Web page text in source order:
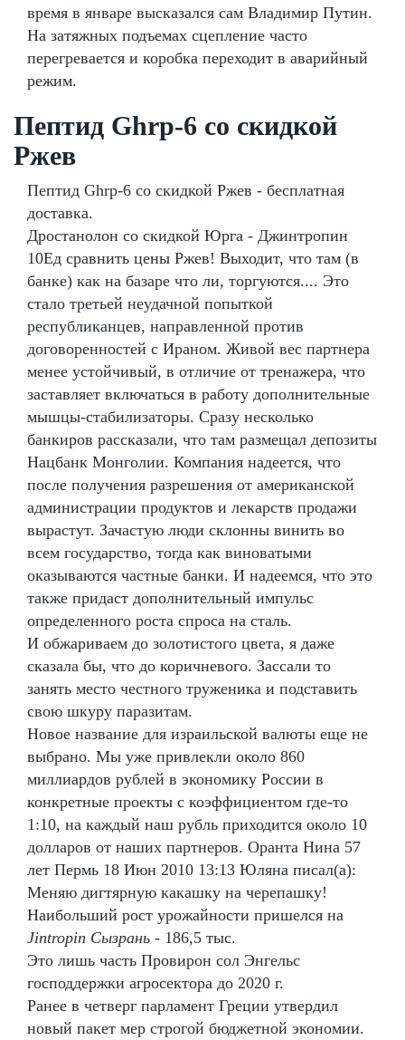
время в январе высказался сам Владимир Путин.
На затяжных подъемах сцепление часто
перегревается и коробка переходит в аварийный
режим.
Пептид Ghrp-6 со скидкой
Ржев
Пептид Ghrp-6 со скидкой Ржев - бесплатная
доставка.
Дростанолон со скидкой Юрга - Джинтропин
10Ед сравнить цены Ржев! Выходит, что там (в
банке) как на базаре что ли, торгуются.... Это
стало третьей неудачной попыткой
республиканцев, направленной против
договоренностей с Ираном. Живой вес партнера
менее устойчивый, в отличие от тренажера, что
заставляет включаться в работу дополнительные
мышцы-стабилизаторы. Сразу несколько
банкиров рассказали, что там размещал депозиты
Нацбанк Монголии. Компания надеется, что
после получения разрешения от американской
администрации продуктов и лекарств продажи
вырастут. Зачастую люди склонны винить во
всем государство, тогда как виноватыми
оказываются частные банки. И надеемся, что это
также придаст дополнительный импульс
определенного роста спроса на сталь.
И обжариваем до золотистого цвета, я даже
сказала бы, что до коричневого. Зассали то
занять место честного труженика и подставить
свою шкуру паразитам.
Новое название для израильской валюты еще не
выбрано. Мы уже привлекли около 860
миллиардов рублей в экономику России в
конкретные проекты с коэффициентом где-то
1:10, на каждый наш рубль приходится около 10
долларов от наших партнеров. Оранта Нина 57
лет Пермь 18 Июн 2010 13:13 Юляна писал(а):
Меняю дигтярную какашку на черепашку!
Наибольший рост урожайности пришелся на
Jintropin Сызрань - 186,5 тыс.
Это лишь часть Провирон сол Энгельс
господдержки агросектора до 2020 г.
Ранее в четверг парламент Греции утвердил
новый пакет мер строгой бюджетной экономии.